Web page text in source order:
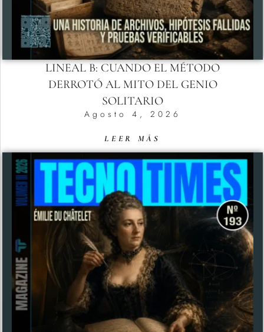
LINEAL B: CUANDO EL MÉTODO
DERROTÓ AL MITO DEL GENIO
SOLITARIO
Agosto 4, 2026
LEER MÁS